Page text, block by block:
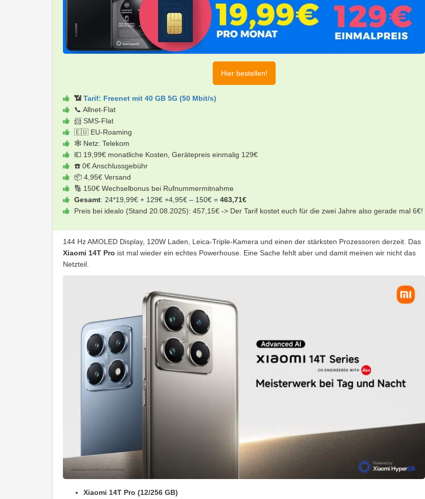
Hier bestellen!
📶 Tarif: Freenet mit 40 GB 5G (50 Mbit/s)
📞 Allnet-Flat
📨 SMS-Flat
🇪🇺 EU-Roaming
🕸️ Netz: Telekom
💶 19,99€ monatliche Kosten, Gerätepreis einmalig 129€
☎️ 0€ Anschlussgebühr
📦 4,95€ Versand
🔢 150€ Wechselbonus bei Rufnummermitnahme
Gesamt: 24*19,99€ + 129€ +4,95€ – 150€ = 463,71€
Preis bei idealo (Stand 20.08.2025): 457,15€ -> Der Tarif kostet euch für die zwei Jahre also gerade mal 6€!
144 Hz AMOLED Display, 120W Laden, Leica-Triple-Kamera und einen der stärksten Prozessoren derzeit. Das
Xiaomi 14T Pro ist mal wieder ein echtes Powerhouse. Eine Sache fehlt aber und damit meinen wir nicht das
Netzteil.
Xiaomi 14T Pro (12/256 GB)